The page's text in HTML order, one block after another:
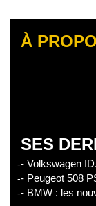
À
SES
- Volkswagen
- Peugeot 508
- BMW : les